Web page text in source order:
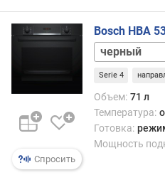
я
(
м
)
м
и
н
м
а
Спросить
Bosch HBA
нержавейка
Serie 4
Объем: 71 л
Температура:
Готовка:
Мощность